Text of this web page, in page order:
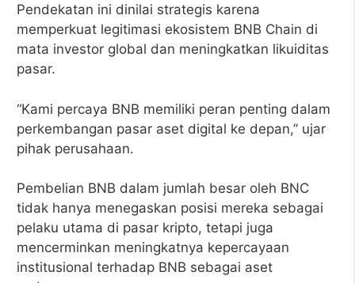
Pendekatan ini dinilai strategis karena
memperkuat legitimasi ekosistem BNB Chain di
mata investor global dan meningkatkan likuiditas
pasar.
“Kami percaya BNB memiliki peran penting dalam
perkembangan pasar aset digital ke depan,” ujar
pihak perusahaan.
Pembelian BNB dalam jumlah besar oleh BNC
tidak hanya menegaskan posisi mereka sebagai
pelaku utama di pasar kripto, tetapi juga
mencerminkan meningkatnya kepercayaan
institusional terhadap BNB sebagai aset